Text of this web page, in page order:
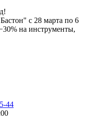
с 28 марта по 6
на инструменты,
44